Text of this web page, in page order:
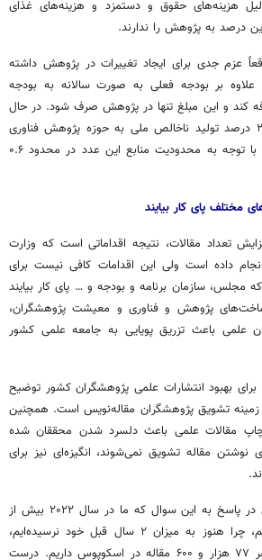
هزینه‌های حقوق و دستمزد و هزینه‌های غذای
درصد به پژوهش را ندارند.
عزم جدی برای ایجاد تغییرات در پژوهش داشته
علاوه بر بودجه فعلی به صورت سالانه به بودجه
کند و این مبلغ تنها در پژوهش صرف شود. در حال
حاضر بر اساس قانون باید ۲ درصد تولید ناخالص ملی به حوزه پژوهش فناوری
اختصاص یابد ولی متاسفانه با توجه به محدودیت منابع این عدد در محدود ۰.۶
مختلف پای کار بیایند
تعداد مقالات، نتیجه اقداماتی است که وزارت
داده است ولی این اقدامات کافی نیست برای
مجلس، سازمان برنامه و بودجه و … پای کار بیایند
پژوهش و فناوری و معیشت پژوهشگران،
علمی باعث تزریق پویایی به جامعه علمی کشور
برای بهبود انتشارات علمی پژوهشگران کشور توضیح
زمینه تشویق پژوهشگران مقاله‌نویس است. همچنین
مقالات علمی باعث دلسرد شدن محققان شده
مقاله تشویق نمی‌شوند، انگیزه‌ای نیز برای
استاد دانشگاه شهید بهشتی در پاسخ به این سوال که ما در سال ۲۰۲۲ بیش از
۷۸ هزار مقاله منتشر کردیم، چرا هنوز به میزان ۲ سال قبل خود نرسیده‌ایم،
توضیح داد: ما در حال حاضر ۷۷ هزار و ۶۰۰ مقاله در اسکوپوس داریم. درست